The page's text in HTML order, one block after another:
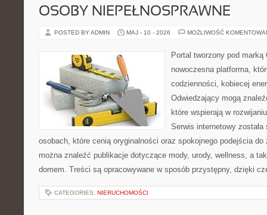
OSOBY NIEPEŁNOSPRAWNE
POSTED BY ADMIN MAJ - 10 - 2026 MOŻLIWOŚĆ
Portal tworzony pod
nowoczesna platforma,
codzienności, kobiecej
Odwiedzający mogą
które wspierają w
Serwis internetowy
osobach, które cenią oryginalności oraz spokojnego podejścia do
można znaleźć publikacje dotyczące mody, urody, wellness, a
domem. Treści są opracowywane w sposób przystępny, dzięki
CATEGORIES: NIERUCHOMOŚCI